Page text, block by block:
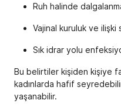
Ruh halinde
Vajinal kuruluk ve ilişki
Sık idrar yolu
Bu belirtiler kişiden kişiye
kadınlarda hafif
yaşanabilir.